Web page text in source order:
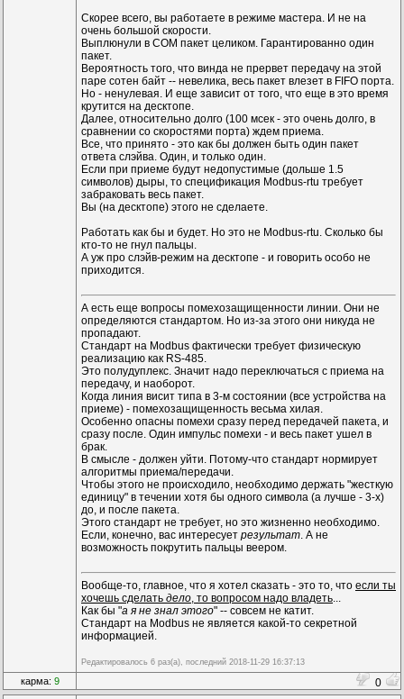
Скорее всего, вы работаете в режиме мастера. И не на
очень большой скорости.
Выплюнули в COM пакет целиком. Гарантированно один
пакет.
Вероятность того, что винда не прервет передачу на этой
паре сотен байт -- невелика, весь пакет влезет в FIFO порта.
Но - ненулевая. И еще зависит от того, что еще в это время
крутится на десктопе.
Далее, относительно долго (100 мсек - это очень долго, в
сравнении со скоростями порта) ждем приема.
Все, что принято - это как бы должен быть один пакет
ответа слэйва. Один, и только один.
Если при приеме будут недопустимые (дольше 1.5
символов) дыры, то спецификация Modbus-rtu требует
забраковать весь пакет.
Вы (на десктопе) этого не сделаете.
Работать как бы и будет. Но это не Modbus-rtu. Сколько бы
кто-то не гнул пальцы.
А уж про слэйв-режим на десктопе - и говорить особо не
приходится.
А есть еще вопросы помехозащищенности линии. Они не
определяются стандартом. Но из-за этого они никуда не
пропадают.
Стандарт на Modbus фактически требует физическую
реализацию как RS-485.
Это полудуплекс. Значит надо переключаться с приема на
передачу, и наоборот.
Когда линия висит типа в 3-м состоянии (все устройства на
приеме) - помехозащищенность весьма хилая.
Особенно опасны помехи сразу перед передачей пакета, и
сразу после. Один импульс помехи - и весь пакет ушел в
брак.
В смысле - должен уйти. Потому-что стандарт нормирует
алгоритмы приема/передачи.
Чтобы этого не происходило, необходимо держать "жесткую
единицу" в течении хотя бы одного символа (а лучше - 3-х)
до, и после пакета.
Этого стандарт не требует, но это жизненно необходимо.
Если, конечно, вас интересует результат. А не
возможность покрутить пальцы веером.
Вообще-то, главное, что я хотел сказать - это то, что если ты
хочешь сделать дело, то вопросом надо владеть...
Как бы "а я не знал этого" -- совсем не катит.
Стандарт на Modbus не является какой-то секретной
информацией.
Редактировалось 6 раз(а), последний 2018-11-29 16:37:13
карма: 9 0